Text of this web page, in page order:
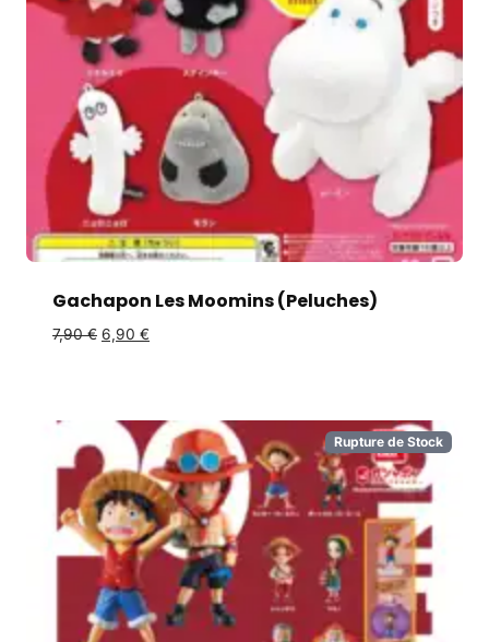
Gachapon Les Moomins (Peluches)
7,90€ 6,90 €
Rupture de Stock